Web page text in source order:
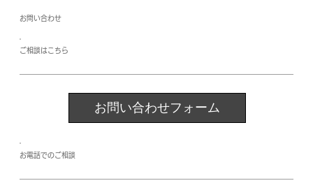
お問い合わせ
​ご相談はこちら
お問い合わせフォーム
​お電話でのご相談